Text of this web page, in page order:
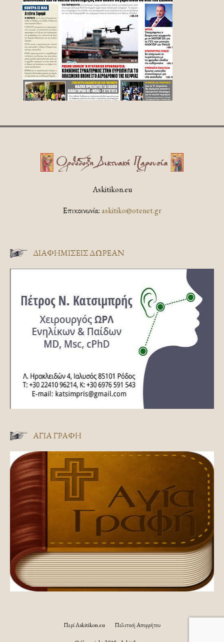
Askitikon.eu
Επικοινωνία:askitiko@otenet.gr
ΔΙΑΦΗΜΊΣΕΙΣ ΔΩΡΕΆΝ
ΑΓΊΑ ΓΡΑΦΉ
Περί Askitikon.eu Πολιτική Απορρήτου